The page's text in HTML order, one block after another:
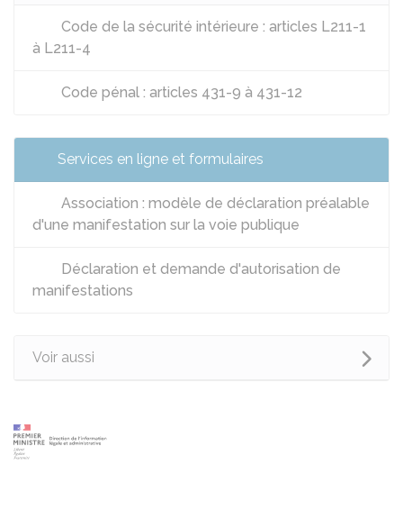
Code de la sécurité intérieure : articles L211-1
à L211-4
Code pénal : articles 431-9 à 431-12
Services en ligne et formulaires
Association : modèle de déclaration préalable
d'une manifestation sur la voie publique
Déclaration et demande d'autorisation de
manifestations
Voir aussi